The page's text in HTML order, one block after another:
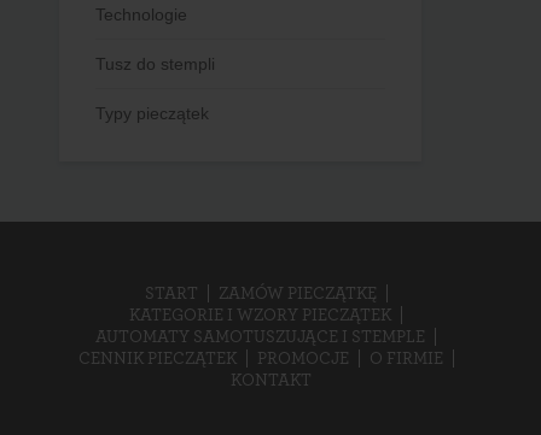
Technologie
Tusz do stempli
Typy pieczątek
START
ZAMÓW PIECZĄTKĘ
KATEGORIE I WZORY PIECZĄTEK
AUTOMATY SAMOTUSZUJĄCE I STEMPLE
CENNIK PIECZĄTEK
PROMOCJE
O FIRMIE
KONTAKT